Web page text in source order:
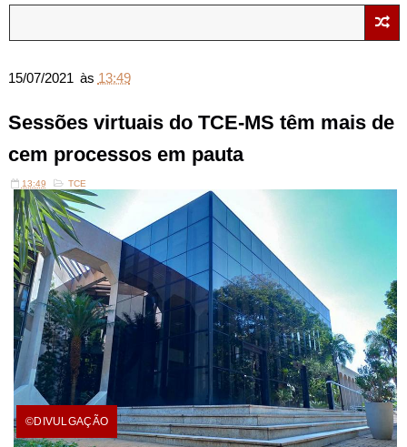
15/07/2021 às 13:49
Sessões virtuais do TCE-MS têm mais de
cem processos em pauta
13:49 TCE
©DIVULGAÇÃO